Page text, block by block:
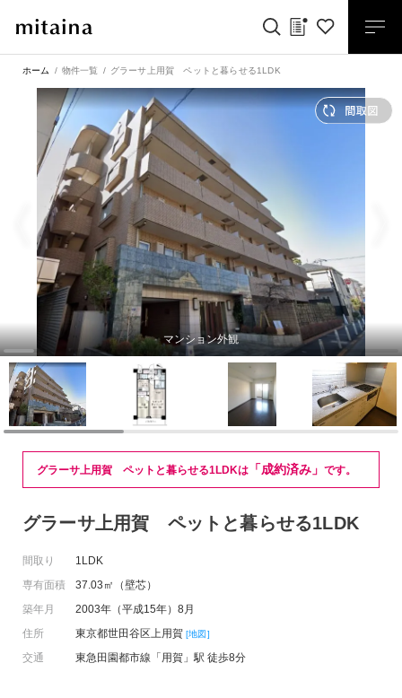
ホーム 物件一覧 グラーサ上用賀 ペットと暮らせる1LDK
マンション外観
グラーサ上用賀 ペットと暮らせる1LDKは 「成約済み」 です。
グラーサ上用賀 ペットと暮らせる1LDK
間取り
1LDK
専有面積
37.03㎡（壁芯）
築年月
2003年（平成15年）8月
住所
東京都世田谷区上用賀 [地図]
交通 東急田園都市線「用賀」駅 徒歩8分